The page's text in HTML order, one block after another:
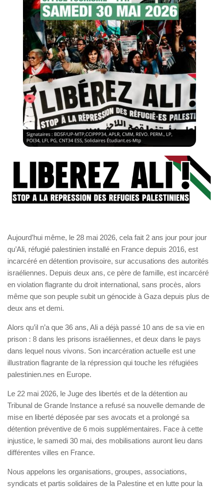
Aujourd’hui même, le 28 mai 2026, cela fait 2 ans jour pour jour
qu’Ali, réfugié palestinien installé en France depuis 2016, est
incarcéré en détention provisoire, sur accusations des autorités
israéliennes. Depuis deux ans, ce père de famille, est incarcéré
en violation flagrante du droit international, sans procès, alors
même que son peuple subit un génocide à Gaza depuis plus de
deux ans et demi.
Alors qu’il n’a que 36 ans, Ali a déjà passé 10 ans de sa vie en
prison : 8 dans les prisons israéliennes, et deux dans le pays
dans lequel nous vivons. Son incarcération actuelle est une
illustration flagrante de la répression qui touche les réfugiées
palestinien.nes en Europe.
Le 22 mai 2026, le Juge des libertés et de la détention au
Tribunal de Grande Instance a refusé sa nouvelle demande de
mise en liberté déposée par ses avocats et a prolongé sa
détention préventive de 6 mois supplémentaires. Face à cette
injustice, le samedi 30 mai, des mobilisations auront lieu dans
différentes villes en France.
Nous appelons les organisations, groupes, associations,
syndicats et partis solidaires de la Palestine et en lutte pour la